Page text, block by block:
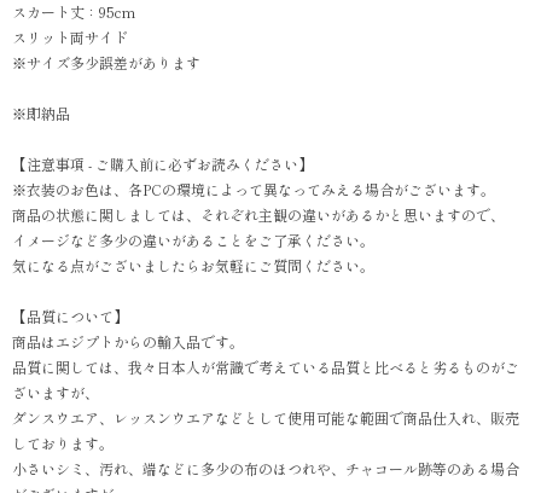
スカート丈：95cm
スリット両サイド
※サイズ多少誤差があります
※即納品
【注意事項 - ご購入前に必ずお読みください】
※衣装のお色は、各PCの環境によって異なってみえる場合がございます。
商品の状態に関しましては、それぞれ主観の違いがあるかと思いますので、
イメージなど多少の違いがあることをご了承ください。
気になる点がございましたらお気軽にご質問ください。
【品質について】
商品はエジプトからの輸入品です。
品質に関しては、我々日本人が常識で考えている品質と比べると劣るものがご
ざいますが、
ダンスウエア、レッスンウエアなどとして使用可能な範囲で商品仕入れ、販売
しております。
小さいシミ、汚れ、端などに多少の布のほつれや、チャコール跡等のある場合